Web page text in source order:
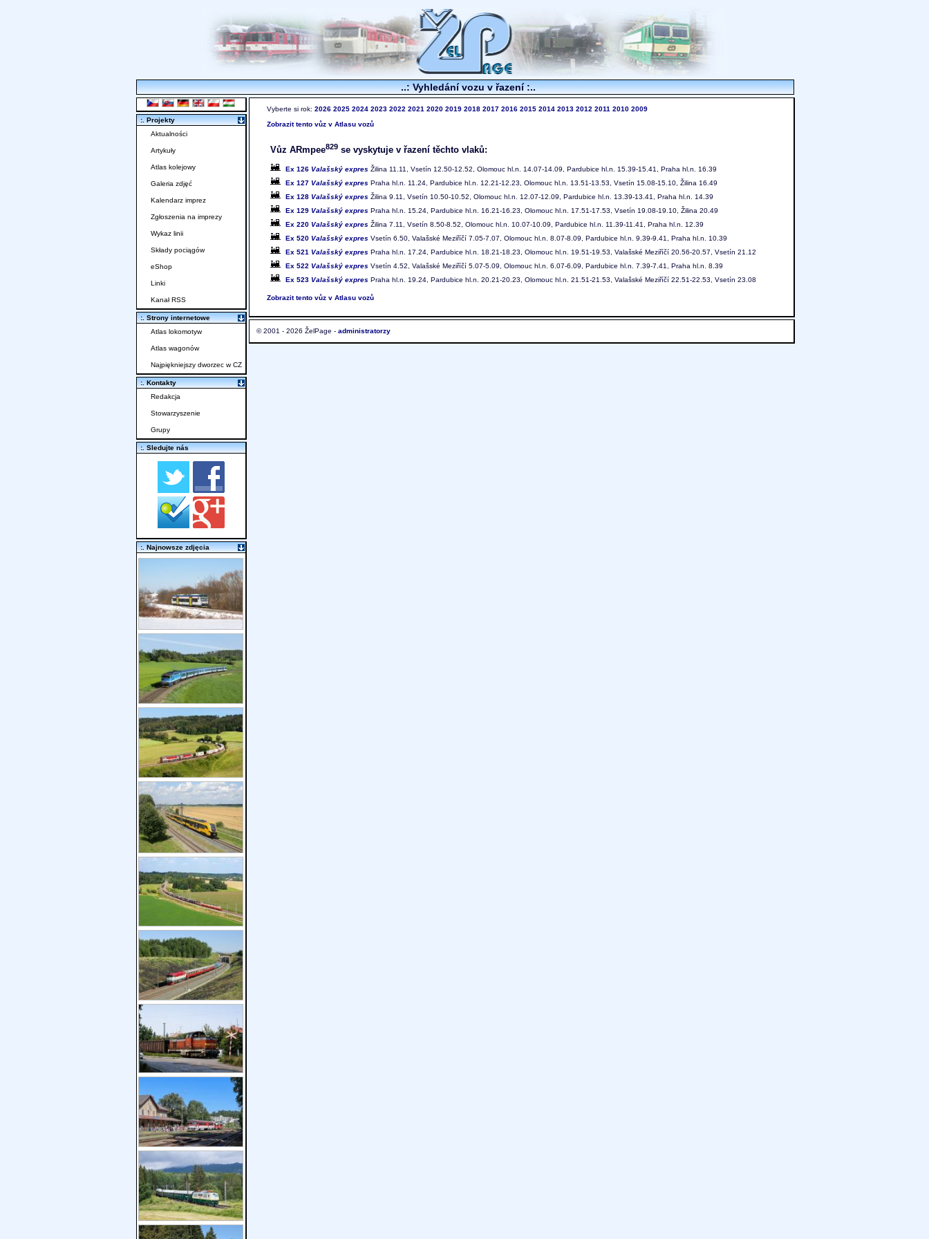
..: Vyhledání vozu v řazení :..
Vyberte si rok: 2026 2025 2024 2023 2022 2021 2020 2019 2018 2017 2016 2015 2014 2013 2012 2011 2010 2009
Zobrazit tento vůz v Atlasu vozů
Vůz ARmpee829 se vyskytuje v řazení těchto vlaků:
Ex 126 Valašský expres Žilina 11.11, Vsetín 12.50-12.52, Olomouc hl.n. 14.07-14.09, Pardubice hl.n. 15.39-15.41, Praha hl.n. 16.39
Ex 127 Valašský expres Praha hl.n. 11.24, Pardubice hl.n. 12.21-12.23, Olomouc hl.n. 13.51-13.53, Vsetín 15.08-15.10, Žilina 16.49
Ex 128 Valašský expres Žilina 9.11, Vsetín 10.50-10.52, Olomouc hl.n. 12.07-12.09, Pardubice hl.n. 13.39-13.41, Praha hl.n. 14.39
Ex 129 Valašský expres Praha hl.n. 15.24, Pardubice hl.n. 16.21-16.23, Olomouc hl.n. 17.51-17.53, Vsetín 19.08-19.10, Žilina 20.49
Ex 220 Valašský expres Žilina 7.11, Vsetín 8.50-8.52, Olomouc hl.n. 10.07-10.09, Pardubice hl.n. 11.39-11.41, Praha hl.n. 12.39
Ex 520 Valašský expres Vsetín 6.50, Valašské Meziříčí 7.05-7.07, Olomouc hl.n. 8.07-8.09, Pardubice hl.n. 9.39-9.41, Praha hl.n. 10.39
Ex 521 Valašský expres Praha hl.n. 17.24, Pardubice hl.n. 18.21-18.23, Olomouc hl.n. 19.51-19.53, Valašské Meziříčí 20.56-20.57, Vsetín 21.12
Ex 522 Valašský expres Vsetín 4.52, Valašské Meziříčí 5.07-5.09, Olomouc hl.n. 6.07-6.09, Pardubice hl.n. 7.39-7.41, Praha hl.n. 8.39
Ex 523 Valašský expres Praha hl.n. 19.24, Pardubice hl.n. 20.21-20.23, Olomouc hl.n. 21.51-21.53, Valašské Meziříčí 22.51-22.53, Vsetín 23.08
Zobrazit tento vůz v Atlasu vozů
© 2001 - 2026 ŽelPage - administratorzy
:. Projekty
Aktualności
Artykuły
Atlas kolejowy
Galeria zdjęć
Kalendarz imprez
Zgłoszenia na imprezy
Wykaz linii
Składy pociągów
eShop
Linki
Kanał RSS
:. Strony internetowe
Atlas lokomotyw
Atlas wagonów
Najpiękniejszy dworzec w CZ
:. Kontakty
Redakcja
Stowarzyszenie
Grupy
:. Sledujte nás
:. Najnowsze zdjęcia